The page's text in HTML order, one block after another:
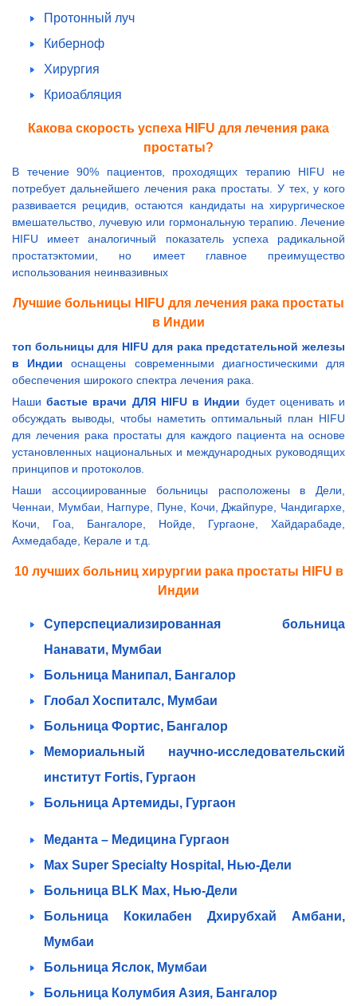
Протонный луч
Киберноф
Хирургия
Криоабляция
Какова скорость успеха HIFU для лечения рака
простаты?
В течение 90% пациентов, проходящих терапию HIFU не
потребует дальнейшего лечения рака простаты. У тех, у кого
развивается рецидив, остаются кандидаты на хирургическое
вмешательство, лучевую или гормональную терапию. Лечение
HIFU имеет аналогичный показатель успеха радикальной
простатэктомии, но имеет главное преимущество
использования неинвазивных
Лучшие больницы HIFU для лечения рака простаты
в Индии
топ больницы для HIFU для рака предстательной железы
в Индии оснащены современными диагностическими для
обеспечения широкого спектра лечения рака.
Нашибастые врачи ДЛЯ HIFU в Индии будет оценивать и
обсуждать выводы, чтобы наметить оптимальный план HIFU
для лечения рака простаты для каждого пациента на основе
установленных национальных и международных руководящих
принципов и протоколов.
Наши ассоциированные больницы расположены в Дели,
Ченнаи, Мумбаи, Нагпуре, Пуне, Кочи, Джайпуре, Чандигархе,
Кочи, Гоа, Бангалоре, Нойде, Гургаоне, Хайдарабаде,
Ахмедабаде, Керале и т.д.
10 лучших больниц хирургии рака простаты HIFU в
Индии
Суперспециализированная больница
Нанавати, Мумбаи
Больница Манипал, Бангалор
Глобал Хоспиталс, Мумбаи
Больница Фортис, Бангалор
Мемориальный научно-исследовательский
институт Fortis, Гургаон
Больница Артемиды, Гургаон
Меданта – Медицина Гургаон
Max Super Specialty Hospital, Нью-Дели
Больница BLK Max, Нью-Дели
Больница Кокилабен Дхирубхай Амбани,
Мумбаи
Больница Яслок, Мумбаи
Больница Колумбия Азия, Бангалор